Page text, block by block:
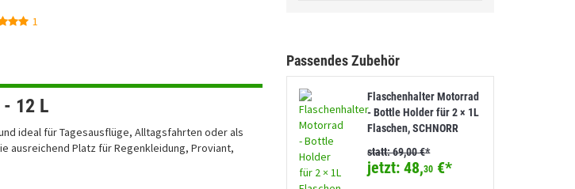
1
- 12 L
ideal für Tagesausflüge, Alltagsfahrten oder als
ausreichend Platz für Regenkleidung, Proviant,
Passendes Zubehör
Flaschenhalter Motorrad
- Bottle Holder für 2 × 1L
Flaschen, SCHNORR
statt:69,00€*
jetzt:48,30 €*